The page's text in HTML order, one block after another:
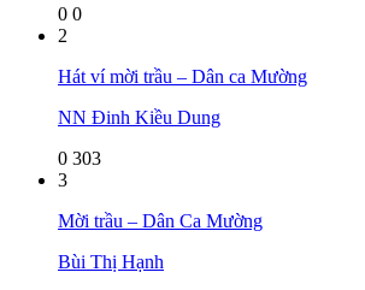
0 0
2
Hát ví mời trầu – Dân ca Mường
NN Đinh Kiều Dung
0 303
3
Mời trầu – Dân Ca Mường
Bùi Thị Hạnh